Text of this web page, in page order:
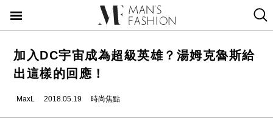
加入DC宇宙成為超級英雄？湯姆克魯斯給
出這樣的回應！
MaxL 2018.05.19 時尚焦點